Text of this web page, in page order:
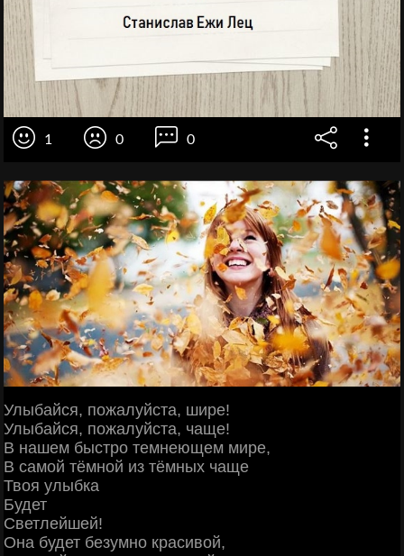
1 0 0
Улыбайся, пожалуйста, шире!
Улыбайся, пожалуйста, чаще!
В нашем быстро темнеющем мире,
В самой тёмной из тёмных чаще
Твоя улыбка
Будет
Светлейшей!
Она будет безумно красивой,